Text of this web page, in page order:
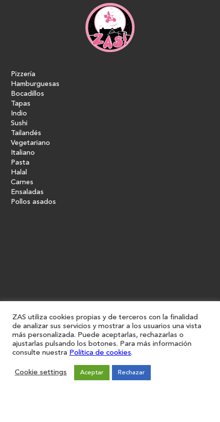
Pizzería
Hamburguesas
Bocadillos
Tapas
Indio
Sushi
Tailandés
Vegetariano
Italiano
Pasta
Halal
Carnes
Ensaladas
Pollos asados
ZAS utiliza cookies propias y de terceros con la finalidad
de analizar sus servicios y mostrar a los usuarios una vista
más personalizada. Puede aceptarlas, rechazarlas o
ajustarlas pulsando los botones. Para más información
consulte nuestra Política de cookies.
Cookie settings Aceptar Rechazar